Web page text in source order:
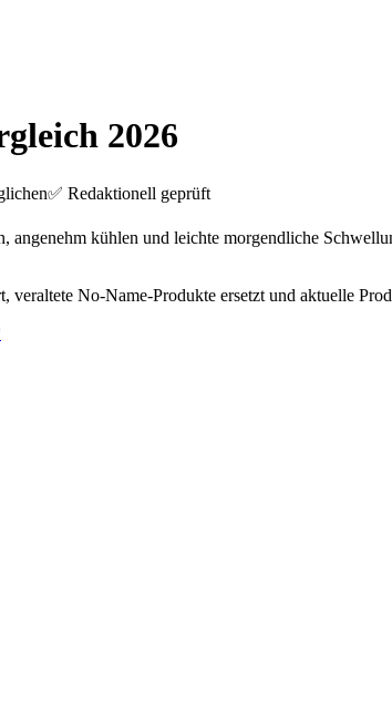
2026
✅ Redaktionell geprüft
angenehm kühlen und leichte morgendliche
veraltete No-Name-Produkte ersetzt und aktuelle